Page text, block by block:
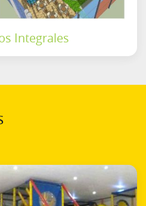
Integrales